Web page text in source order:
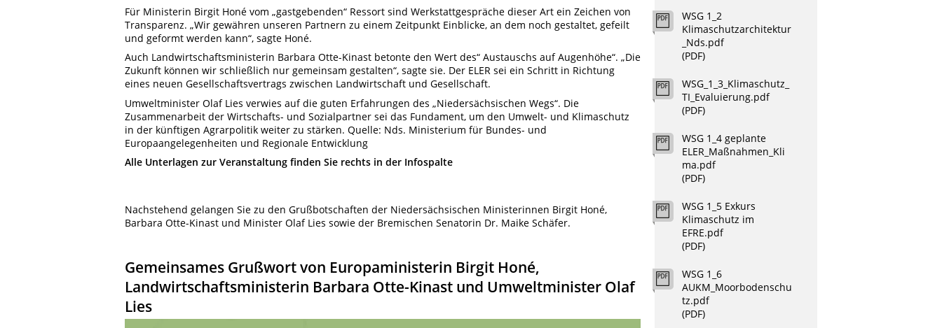
Für Ministerin Birgit Honé vom „gastgebenden“ Ressort sind Werkstattgespräche dieser Art ein Zeichen von
Transparenz. „Wir gewähren unseren Partnern zu einem Zeitpunkt Einblicke, an dem noch gestaltet, gefeilt
und geformt werden kann“, sagte Honé.
Auch Landwirtschaftsministerin Barbara Otte-Kinast betonte den Wert des“ Austauschs auf Augenhöhe“. „Die
Zukunft können wir schließlich nur gemeinsam gestalten“, sagte sie. Der ELER sei ein Schritt in Richtung
eines neuen Gesellschaftsvertrags zwischen Landwirtschaft und Gesellschaft.
Umweltminister Olaf Lies verwies auf die guten Erfahrungen des „Niedersächsischen Wegs“. Die
Zusammenarbeit der Wirtschafts- und Sozialpartner sei das Fundament, um den Umwelt- und Klimaschutz
in der künftigen Agrarpolitik weiter zu stärken. Quelle: Nds. Ministerium für Bundes- und
Europaangelegenheiten und Regionale Entwicklung
Alle Unterlagen zur Veranstaltung finden Sie rechts in der Infospalte
Nachstehend gelangen Sie zu den Grußbotschaften der Niedersächsischen Ministerinnen Birgit Honé,
Barbara Otte-Kinast und Minister Olaf Lies sowie der Bremischen Senatorin Dr. Maike Schäfer.
Gemeinsames Grußwort von Europaministerin Birgit Honé,
Landwirtschaftsministerin Barbara Otte-Kinast und Umweltminister Olaf
Lies
WSG 1_2
Klimaschutzarchitektur
_Nds.pdf
(PDF)
WSG_1_3_Klimaschutz_
TI_Evaluierung.pdf
(PDF)
WSG 1_4 geplante
ELER_Maßnahmen_Kli
ma.pdf
(PDF)
WSG 1_5 Exkurs
Klimaschutz im
EFRE.pdf
(PDF)
WSG 1_6
AUKM_Moorbodenschu
tz.pdf
(PDF)